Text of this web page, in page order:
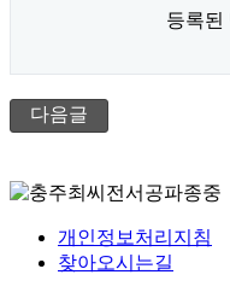
등록된
다음글
개인정보처리지침
찾아오시는길